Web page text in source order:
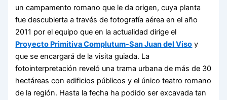
un campamento romano que le da origen, cuya planta
fue descubierta a través de fotografía aérea en el año
2011 por el equipo que en la actualidad dirige el
Proyecto Primitiva Complutum-San Juan del Viso y
que se encargará de la visita guiada. La
fotointerpretación reveló una trama urbana de más de 30
hectáreas con edificios públicos y el único teatro romano
de la región. Hasta la fecha ha podido ser excavada tan